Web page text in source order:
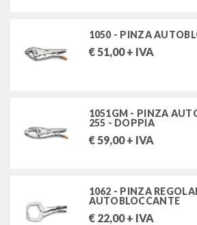
pinze per fascette
pinze e morsetti per occlusione tubi
martelli e scalpelli
chiavi dinamometriche, moltiplicatori
utensili per tagliare e manutenzioni varie
1050 - PINZA
€51,00+ IVA
1051GM - PINZA
255 - DOPPIA
€ 59,00+ IVA
1062 - PINZA
AUTOBLOCCANTE
€ 22,00+ IVA